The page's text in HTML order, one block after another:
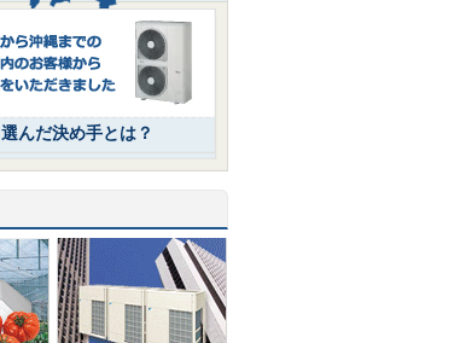
選んだ決め手とは？